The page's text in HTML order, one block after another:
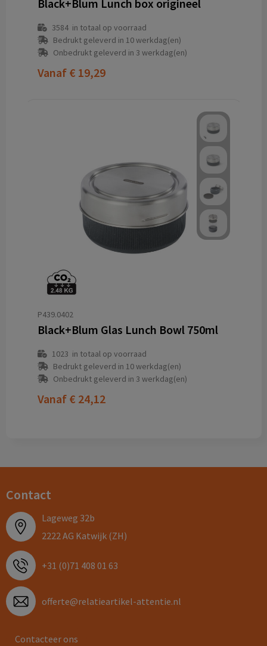
Black+Blum Lunch box origineel
3584in totaal op voorraad
Bedrukt geleverd in 10 werkdag(en)
Onbedrukt geleverd in 3 werkdag(en)
Vanaf € 19,29
P439.0402
Black+Blum Glas Lunch Bowl 750ml
1023 in totaal op voorraad
Bedrukt geleverd in 10 werkdag(en)
Onbedrukt geleverd in 3 werkdag(en)
Vanaf € 24,12
Contact
Lageweg 32b
2222 AG Katwijk (ZH)
+31 (0)71 408 01 63
offerte@relatieartikel-attentie.nl
Contacteer ons